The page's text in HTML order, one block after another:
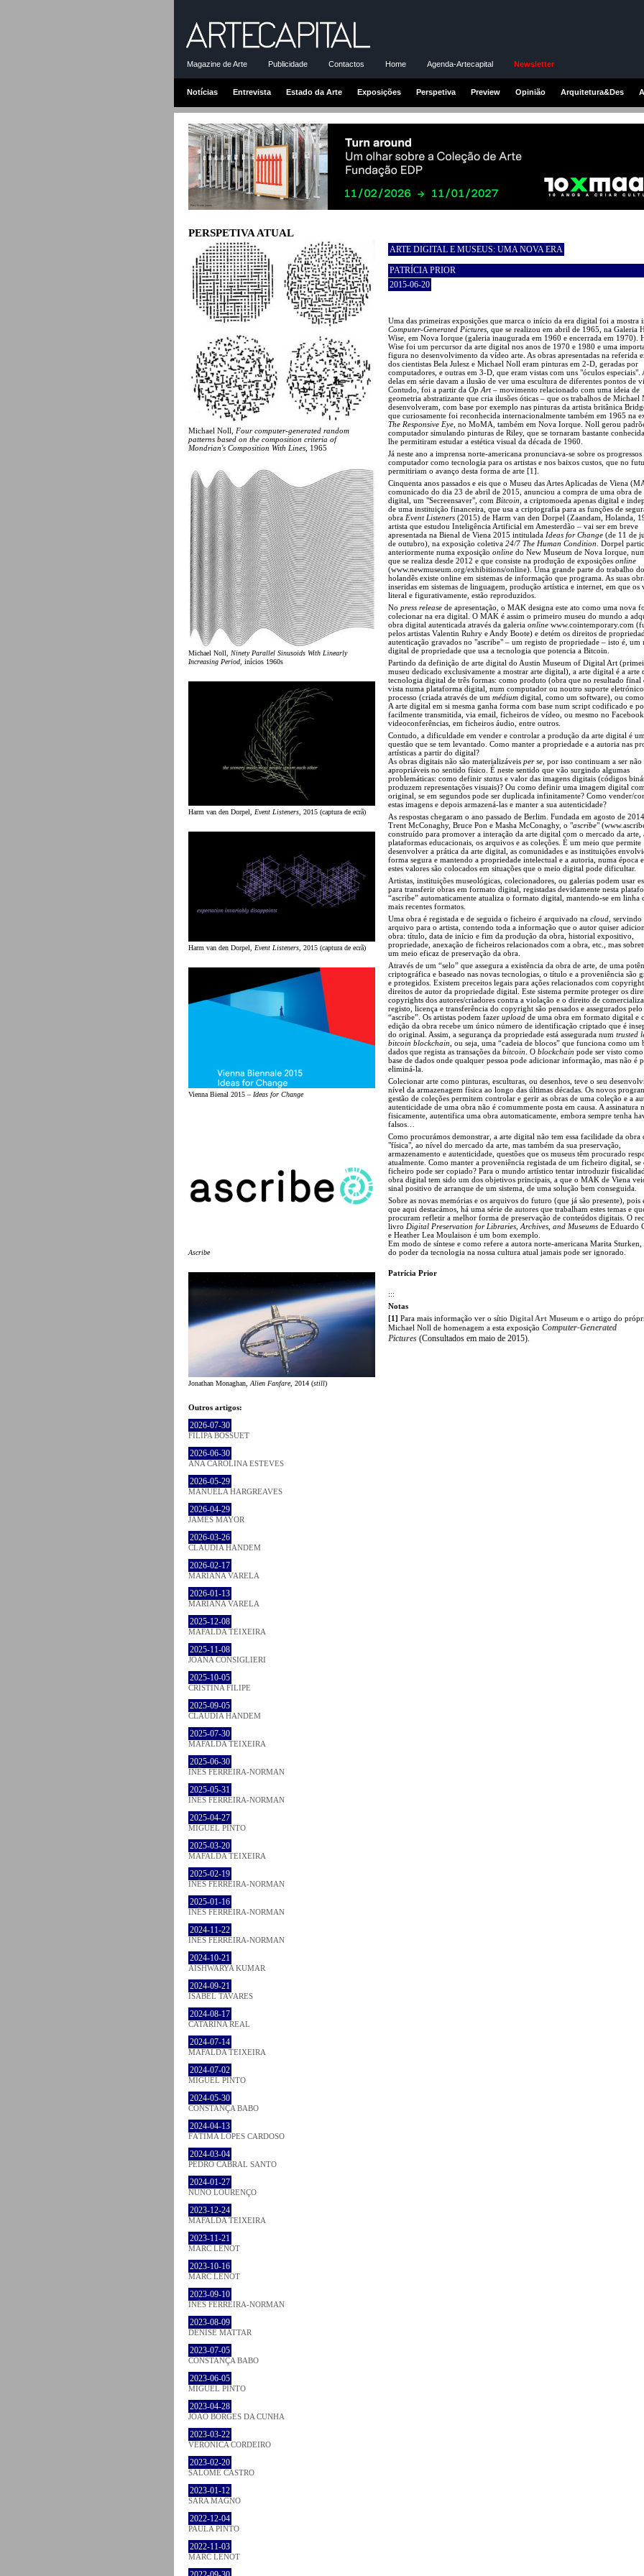
Magazine de Arte Publicidade Contactos Home Agenda-Artecapital Newsletter
Notícias Entrevista Estado da Arte Exposições Perspetiva Preview Opinião Arquitetura&Des
PERSPETIVA ATUAL
Michael Noll, Four computer-generated random
patterns based on the composition criteria of
Mondrian's Composition With Lines, 1965
Michael Noll, Ninety Parallel Sinusoids With Linearly
Increasing Period, inícios 1960s
Harm van den Dorpel, Event Listeners , 2015 (captura de ecrã)
Harm van den Dorpel, Event Listeners , 2015 (captura de ecrã)
Vienna Bienal 2015 – Ideas for Change
Ascribe
Jonathan Monaghan, Alien Fanfare, 2014 (still)
Outros artigos:
2026-07-30
FILIPA BOSSUET
2026-06-30
ANA CAROLINA ESTEVES
2026-05-29
MANUELA HARGREAVES
2026-04-29
JAMES MAYOR
2026-03-26
CLÁUDIA HANDEM
2026-02-17
MARIANA VARELA
2026-01-13
MARIANA VARELA
2025-12-08
MAFALDA TEIXEIRA
2025-11-08
JOANA CONSIGLIERI
2025-10-05
CRISTINA FILIPE
2025-09-05
CLÁUDIA HANDEM
2025-07-30
MAFALDA TEIXEIRA
2025-06-30
INÊS FERREIRA-NORMAN
2025-05-31
INÊS FERREIRA-NORMAN
2025-04-27
MIGUEL PINTO
2025-03-20
MAFALDA TEIXEIRA
2025-02-19
INÊS FERREIRA-NORMAN
2025-01-16
INÊS FERREIRA-NORMAN
2024-11-22
INÊS FERREIRA-NORMAN
2024-10-21
AISHWARYA KUMAR
2024-09-21
ISABEL TAVARES
2024-08-17
CATARINA REAL
2024-07-14
MAFALDA TEIXEIRA
2024-07-02
MIGUEL PINTO
2024-05-30
CONSTANÇA BABO
2024-04-13
FÁTIMA LOPES CARDOSO
2024-03-04
PEDRO CABRAL SANTO
2024-01-27
NUNO LOURENÇO
2023-12-24
MAFALDA TEIXEIRA
2023-11-21
MARC LENOT
2023-10-16
MARC LENOT
2023-09-10
INÊS FERREIRA-NORMAN
2023-08-09
DENISE MATTAR
2023-07-05
CONSTANÇA BABO
2023-06-05
MIGUEL PINTO
2023-04-28
JOÃO BORGES DA CUNHA
2023-03-22
VERONICA CORDEIRO
2023-02-20
SALOMÉ CASTRO
2023-01-12
SARA MAGNO
2022-12-04
PAULA PINTO
2022-11-03
MARC LENOT
ARTE DIGITAL E MUSEUS: UMA NOVA ERA
PATRÍCIA PRIOR
2015-06-20
Uma das primeiras exposições que marca o início da era digital foi a mostra
Computer-Generated Pictures , que se realizou em abril de 1965, na Galeria
Wise, em Nova Iorque (galeria inaugurada em 1960 e encerrada em 1970).
Wise foi um percursor da arte digital nos anos de 1970 e 1980 e uma
figura no desenvolvimento da vídeo arte. As obras apresentadas na referida
dos cientistas Bela Julesz e Michael Noll eram pinturas em 2-D, geradas por
computadores, e outras em 3-D, que eram vistas com uns "óculos especiais".
delas em série davam a ilusão de ver uma escultura de diferentes pontos de
Contudo, foi a partir da Op Art– movimento relacionado com uma ideia de
geometria abstratizante que cria ilusões óticas – que os trabalhos de Michael
desenvolveram, com base por exemplo nas pinturas da artista britânica
que curiosamente foi reconhecida internacionalmente também em 1965 na
The Responsive Eye , no MoMA, também em Nova Iorque. Noll gerou
computador simulando pinturas de Riley, que se tornaram bastante
lhe permitiram estudar a estética visual da década de 1960.
Já neste ano a imprensa norte-americana pronunciava-se sobre os progressos
computador como tecnologia para os artistas e nos baixos custos, que no
permitiriam o avanço desta forma de arte [1].
Cinquenta anos passados e eis que o Museu das Artes Aplicadas de Viena
comunicado do dia 23 de abril de 2015, anunciou a compra de uma obra de
digital, um "Secreensaver", com Bitcoin , a criptomoeda apenas digital e
de uma instituição financeira, que usa a criptografia para as funções de
obra Event Listeners (2015) de Harm van den Dorpel (Zaandam, Holanda,
artista que estudou Inteligência Artificial em Amesterdão – vai ser em breve
apresentada na Bienal de Viena 2015 intitulada Ideas for Change (de 11 de
de outubro), na exposição coletiva 24/7 The Human Condition . Dorpel
anteriormente numa exposição online do New Museum de Nova Iorque,
que se realiza desde 2012 e que consiste na produção de exposições online
(www.newmuseum.org/exhibitions/online). Uma grande parte do trabalho
holandês existe online em sistemas de informação que programa. As suas
inseridas em sistemas de linguagem, produção artística e internet, em que os
literal e figurativamente, estão reproduzidos.
No press release de apresentação, o MAK designa este ato como uma nova
colecionar na era digital. O MAK é assim o primeiro museu do mundo a
obra digital autenticada através da galeria online www.cointemporary.com
pelos artistas Valentin Ruhry e Andy Boote) e detém os direitos de
autenticação gravados no "ascribe" – um registo de propriedade – isto é, um
digital de propriedade que usa a tecnologia que potencia a Bitcoin.
Partindo da definição de arte digital do Austin Museum of Digital Art
museu dedicado exclusivamente a mostrar arte digital), a arte digital é a arte
tecnologia digital de três formas: como produto (obra que no resultado final
vista numa plataforma digital, num computador ou noutro suporte
processo (criada através de um médium digital, como um software), ou como
A arte digital em si mesma ganha forma com base num script codificado e
facilmente transmitida, via email, ficheiros de vídeo, ou mesmo no
videoconferências, em ficheiros áudio, entre outros.
Contudo, a dificuldade em vender e controlar a produção da arte digital é
questão que se tem levantado. Como manter a propriedade e a autoria nas
artísticas a partir do digital?
As obras digitais não são materializáveis per se , por isso continuam a ser não
apropriáveis no sentido físico. É neste sentido que vão surgindo algumas
problemáticas: como definir status e valor das imagens digitais (códigos
produzem representações visuais)? Ou como definir uma imagem digital
original, se em segundos pode ser duplicada infinitamente? Como vender/
estas imagens e depois armazená-las e manter a sua autenticidade?
As respostas chegaram o ano passado de Berlim. Fundada em agosto de
Trent McConaghy, Bruce Pon e Masha McConaghy, o "ascribe"
construído para promover a interação da arte digital com o mercado da arte,
plataformas educacionais, os arquivos e as coleções. É um meio que permite
desenvolver a prática da arte digital, as comunidades e as instituições
forma segura e mantendo a propriedade intelectual e a autoria, numa época
estes valores são colocados em situações que o meio digital pode dificultar.
Artistas, instituições museológicas, colecionadores, ou galerias podem usar
para transferir obras em formato digital, registadas devidamente nesta
“ascribe” automaticamente atualiza o formato digital, mantendo-se em linha
mais recentes formatos.
Uma obra é registada e de seguida o ficheiro é arquivado na cloud ,
arquivo para o artista, contendo toda a informação que o autor quiser
obra: título, data de início e fim da produção da obra, historial expositivo,
propriedade, anexação de ficheiros relacionados com a obra, etc., mas
um meio eficaz de preservação da obra.
Através de um “selo” que assegura a existência da obra de arte, de uma
criptográfica e baseado nas novas tecnologias, o título e a proveniência são
e protegidos. Existem preceitos legais para ações relacionados com
direitos de autor da propriedade digital. Este sistema permite proteger os
copyrights dos autores/criadores contra a violação e o direito de
registo, licença e transferência do copyright são pensados e assegurados pelo
“ascribe”. Os artistas podem fazer upload de uma obra em formato digital e
edição da obra recebe um único número de identificação criptado que é
do original. Assim, a segurança da propriedade está assegurada num trusted
bitcoin blockchain , ou seja, uma “cadeia de blocos” que funciona como um
dados que regista as transações da bitcoin . O blockchain pode ser visto
base de dados onde qualquer pessoa pode adicionar informação, mas não é
eliminá-la.
Colecionar arte como pinturas, esculturas, ou desenhos, teve o seu
nível da armazenagem física ao longo das últimas décadas. Os novos
gestão de coleções permitem controlar e gerir as obras de uma coleção e a
autenticidade de uma obra não é comummente posta em causa. A assinatura
fisicamente, autentifica uma obra automaticamente, embora sempre tenha
falsos…
Como procurámos demonstrar, a arte digital não tem essa facilidade da obra
"física", ao nível do mercado da arte, mas também da sua preservação,
armazenamento e autenticidade, questões que os museus têm procurado
atualmente. Como manter a proveniência registada de um ficheiro digital, se
ficheiro pode ser copiado? Para o mundo artístico tentar introduzir
obra digital tem sido um dos objetivos principais, a que o MAK de Viena
sinal positivo de arranque de um sistema, de uma solução bem conseguida.
Sobre as novas memórias e os arquivos do futuro (que já são presente), pois
que aqui destacámos, há uma série de autores que trabalham estes temas e
procuram refletir a melhor forma de preservação de conteúdos digitais. O
livro Digital Preservation for Libraries, Archives, and Museums de Eduardo
e Heather Lea Moulaison é um bom exemplo.
Em modo de síntese e como refere a autora norte-americana Marita Sturken,
do poder da tecnologia na nossa cultura atual jamais pode ser ignorado.
Patrícia Prior
:::
Notas
[1] Para mais informação ver o sítio Digital Art Museum e o artigo do
Michael Noll de homenagem a esta exposição Computer-Generated
Pictures (Consultados em maio de 2015).